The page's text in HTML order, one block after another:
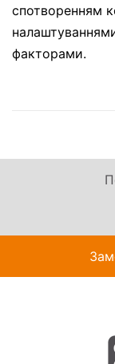
спотворенням
факторами.